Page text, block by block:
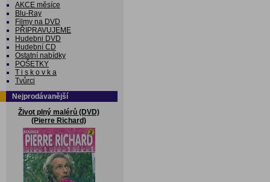
AKCE měsíce
Blu-Ray
Filmy na DVD
PŘIPRAVUJEME
Hudebni DVD
Hudební CD
Ostatní nabídky
POŠETKY
T i s k o v k a
Tvůrci
Nejprodávanější
Život plný malérů (DVD)
(Pierre Richard)